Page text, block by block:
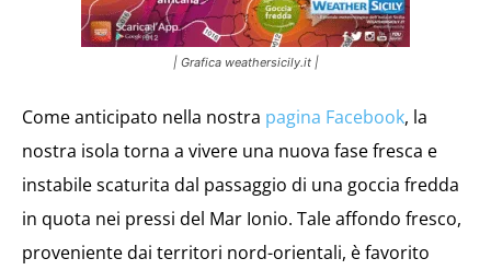
| Grafica weathersicily.it |
Come anticipato nella nostra pagina Facebook, la
nostra isola torna a vivere una nuova fase fresca e
instabile scaturita dal passaggio di una goccia fredda
in quota nei pressi del Mar Ionio. Tale affondo fresco,
proveniente dai territori nord-orientali, è favorito